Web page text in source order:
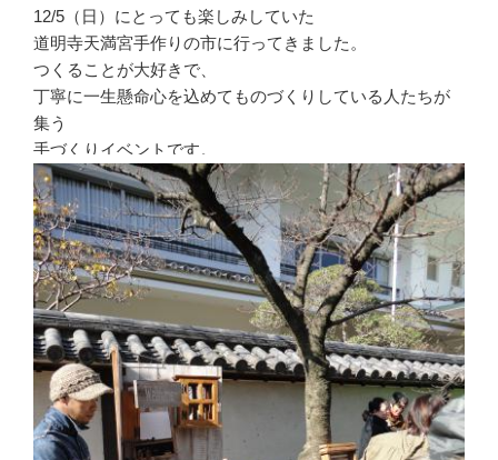
12/5（日）にとっても楽しみしていた
道明寺天満宮手作りの市に行ってきました。
つくることが大好きで、
丁寧に一生懸命心を込めてものづくりしている人たちが
集う
手づくりイベントです。